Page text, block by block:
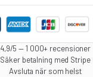
4,9/5 — 1 000+ recensioner
Säker betalning med Stripe
Avsluta när som helst